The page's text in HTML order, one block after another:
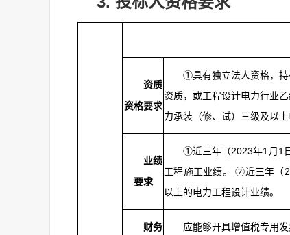
资质
资格要求
①具有独立法人资格，
资质，或工程设计电力行业
力承装（修、试）三级及以
业绩
要求
①近三年（2023年1月1
工程施工业绩。 ②近三年（
以上的电力工程设计业绩。
财务
应能够开具增值税专用